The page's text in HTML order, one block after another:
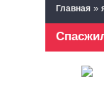
Главная »